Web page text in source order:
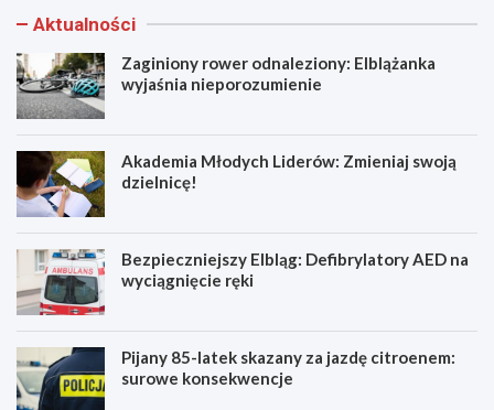
Aktualności
Zaginiony rower odnaleziony: Elblążanka
wyjaśnia nieporozumienie
Akademia Młodych Liderów: Zmieniaj swoją
dzielnicę!
Bezpieczniejszy Elbląg: Defibrylatory AED na
wyciągnięcie ręki
Pijany 85-latek skazany za jazdę citroenem:
surowe konsekwencje